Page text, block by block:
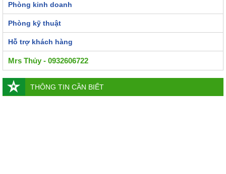
Phòng kinh doanh
Phòng kỹ thuật
Hỗ trợ khách hàng
Mrs Thủy - 0932606722
THÔNG TIN CẦN BIẾT